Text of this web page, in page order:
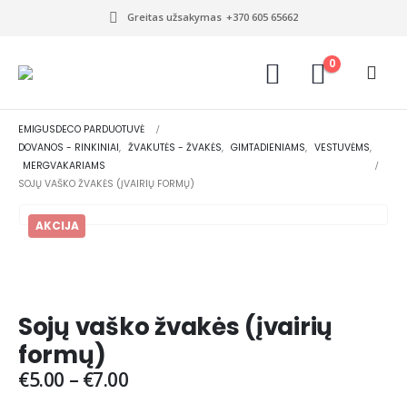
Greitas užsakymas +370 605 65662
0
EMIGUSDECO PARDUOTUVĖ
DOVANOS - RINKINIAI, ŽVAKUTĖS - ŽVAKĖS, GIMTADIENIAMS, VESTUVĖMS,
MERGVAKARIAMS
SOJŲ VAŠKO ŽVAKĖS (ĮVAIRIŲ FORMŲ)
AKCIJA
Sojų vaško žvakės (įvairių
formų)
€5.00 – €7.00